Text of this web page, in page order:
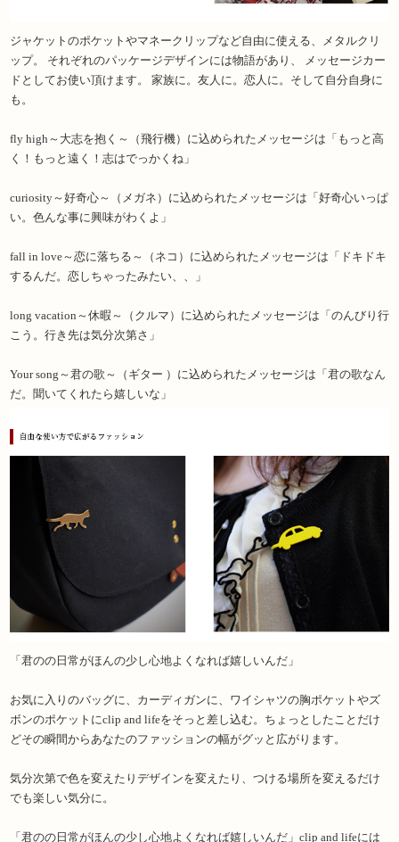
ジャケットのポケットやマネークリップなど自由に使える、メタルクリ
ップ。 それぞれのパッケージデザインには物語があり、 メッセージカー
ドとしてお使い頂けます。 家族に。友人に。恋人に。そして自分自身に
も。
fly high～大志を抱く～（飛行機）に込められたメッセージは「もっと高
く！もっと遠く！志はでっかくね」
curiosity～好奇心～（メガネ）に込められたメッセージは「好奇心いっぱ
い。色んな事に興味がわくよ」
fall in love～恋に落ちる～（ネコ）に込められたメッセージは「ドキドキ
するんだ。恋しちゃったみたい、、」
long vacation～休暇～（クルマ）に込められたメッセージは「のんびり行
こう。行き先は気分次第さ」
Your song～君の歌～（ギター ）に込められたメッセージは「君の歌なん
だ。聞いてくれたら嬉しいな」
「君のの日常がほんの少し心地よくなれば嬉しいんだ」
お気に入りのバッグに、カーディガンに、ワイシャツの胸ポケットやズ
ボンのポケットにclip and lifeをそっと差し込む。ちょっとしたことだけ
どその瞬間からあなたのファッションの幅がグッと広がります。
気分次第で色を変えたりデザインを変えたり、つける場所を変えるだけ
でも楽しい気分に。
「君のの日常がほんの少し心地よくなれば嬉しいんだ」clip and lifeには